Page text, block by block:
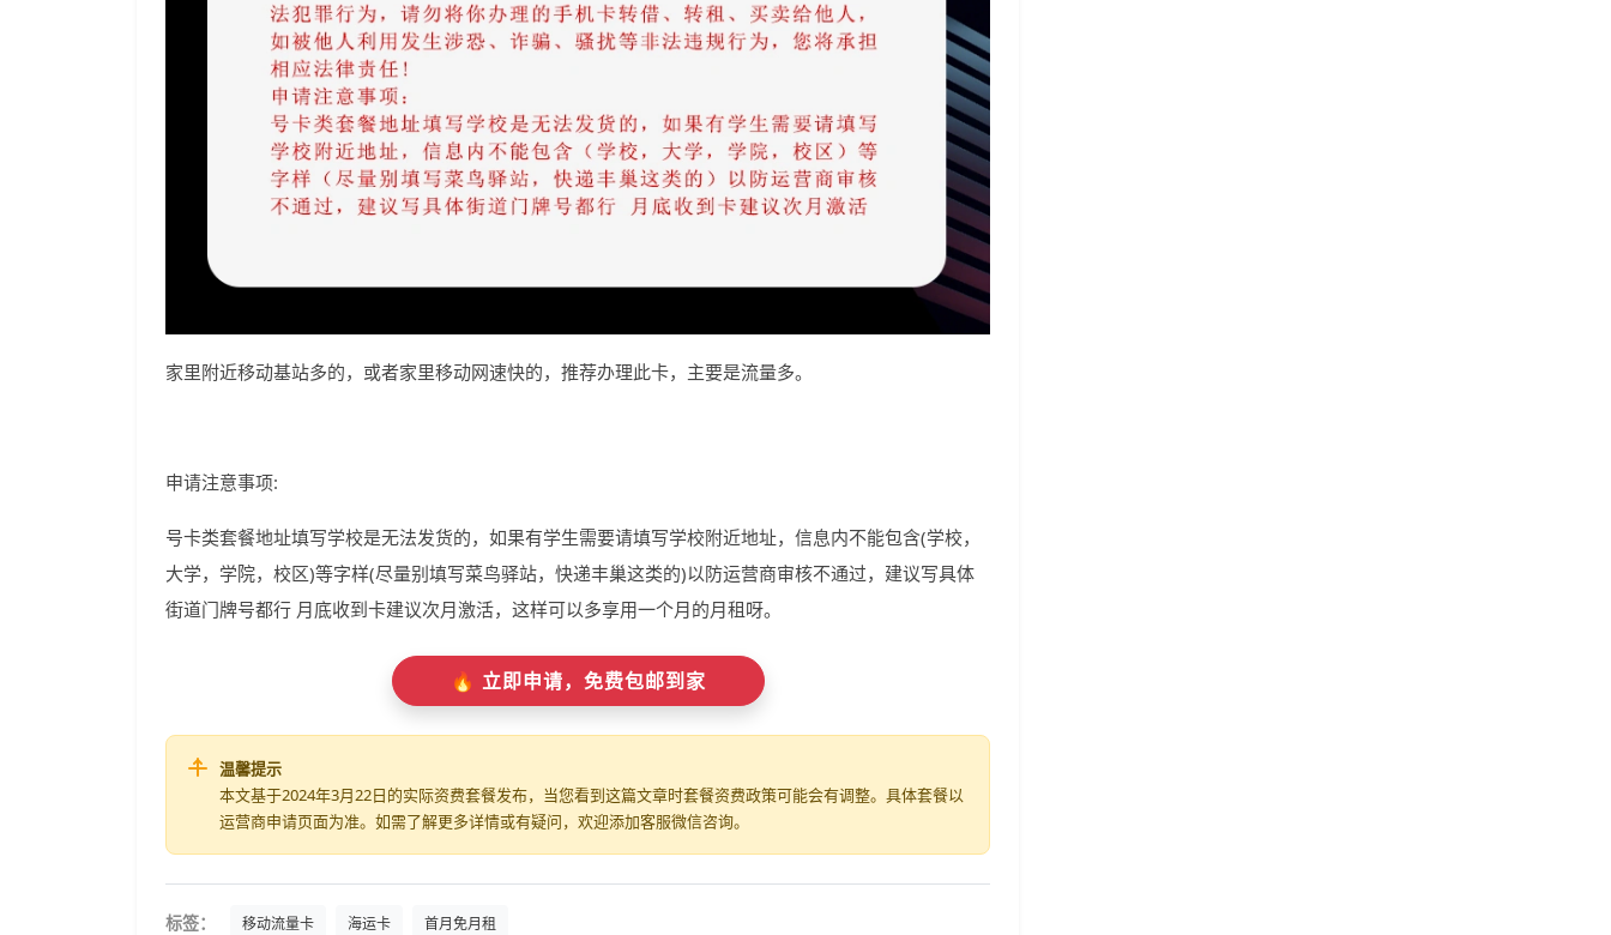
家里附近移动基站多的，或者家里移动网速快的，推荐办理此卡，主要是流量多。
申请注意事项:
号卡类套餐地址填写学校是无法发货的，如果有学生需要请填写学校附近地址，信息内不能包含(学校，
大学，学院，校区)等字样(尽量别填写菜鸟驿站，快递丰巢这类的)以防运营商审核不通过，建议写具体
街道门牌号都行 月底收到卡建议次月激活，这样可以多享用一个月的月租呀。
🔥 立即申请，免费包邮到家
温馨提示
本文基于2024年3月22日的实际资费套餐发布，当您看到这篇文章时套餐资费政策可能会有调整。具体套餐以
运营商申请页面为准。如需了解更多详情或有疑问，欢迎添加客服微信咨询。
标签： 移动流量卡 海运卡 首月免月租